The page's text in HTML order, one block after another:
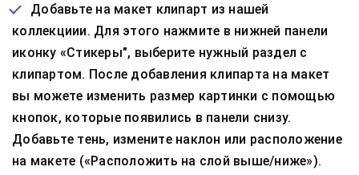
Добавьте на макет клипарт из нашей
коллекциии. Для этого нажмите в нижней панели
иконку «Стикеры", выберите нужный раздел с
клипартом. После добавления клипарта на макет
вы можете изменить размер картинки с помощью
кнопок, которые появились в панели снизу.
Добавьте тень, измените наклон или расположение
на макете («Расположить на слой выше/ниже»).